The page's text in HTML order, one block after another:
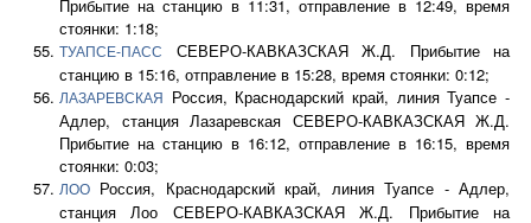
Прибытие на станцию в 11:31, отправление в 12:49, время
стоянки: 1:18;
ТУАПСЕ-ПАСС
СЕВЕРО-КАВКАЗСКАЯ Ж.Д. Прибытие на
станцию в 15:16, отправление в 15:28, время стоянки: 0:12;
ЛАЗАРЕВСКАЯ
Россия, Краснодарский край, линия Туапсе -
Адлер, станция Лазаревская СЕВЕРО-КАВКАЗСКАЯ Ж.Д.
Прибытие на станцию в 16:12, отправление в 16:15, время
стоянки: 0:03;
ЛОО
Россия, Краснодарский край, линия Туапсе - Адлер,
станция Лоо СЕВЕРО-КАВКАЗСКАЯ Ж.Д. Прибытие на